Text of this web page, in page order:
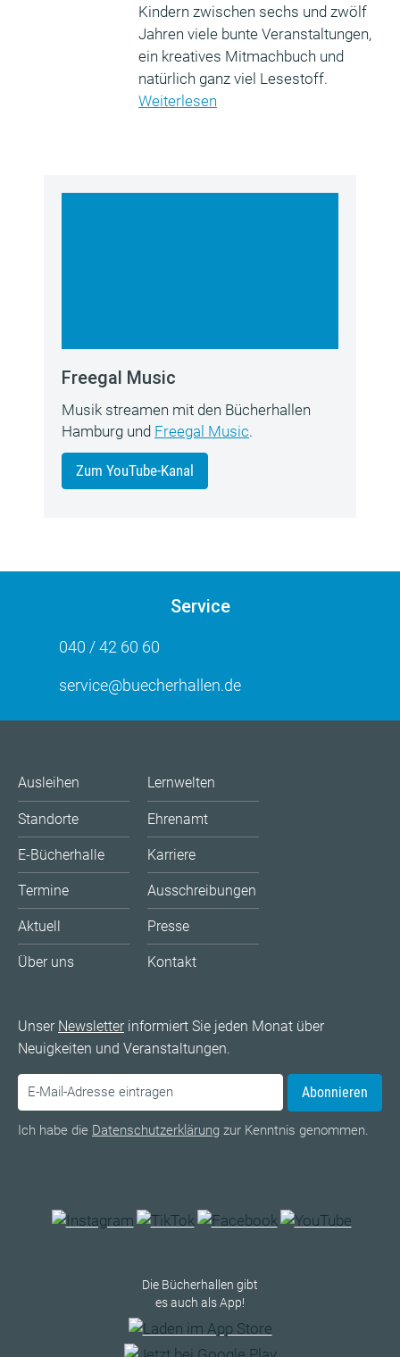
Kindern zwischen sechs und zwölf
Jahren viele bunte Veranstaltungen,
ein kreatives Mitmachbuch und
natürlich ganz viel Lesestoff.
Weiterlesen
Freegal Music
Musik streamen mit den Bücherhallen
Hamburg und Freegal Music.
Zum YouTube-Kanal
Service
040 / 42 60 60
service@buecherhallen.de
Ausleihen
Standorte
E-Bücherhalle
Termine
Aktuell
Über uns
Lernwelten
Ehrenamt
Karriere
Ausschreibungen
Presse
Kontakt
Unser Newsletterinformiert Sie jeden Monat über
Neuigkeiten und Veranstaltungen.
Abonnieren
Ich habe die Datenschutzerklärung zur Kenntnis genommen.
Die Bücherhallen gibt
es auch als App!